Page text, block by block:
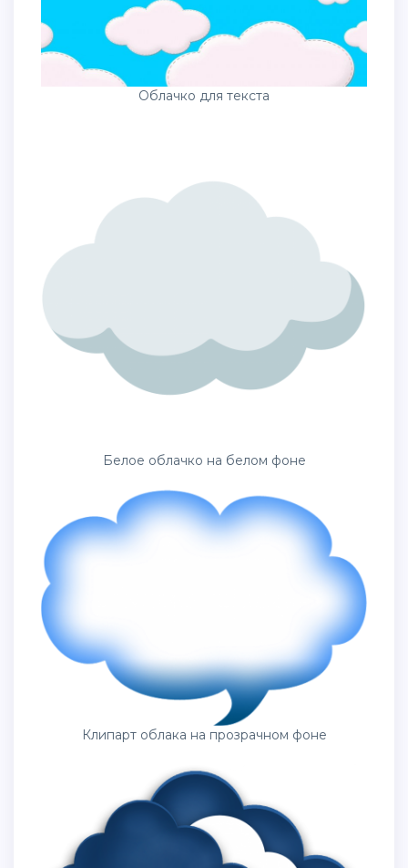
Облачко для текста
Белое облачко на белом фоне
Клипарт облака на прозрачном фоне